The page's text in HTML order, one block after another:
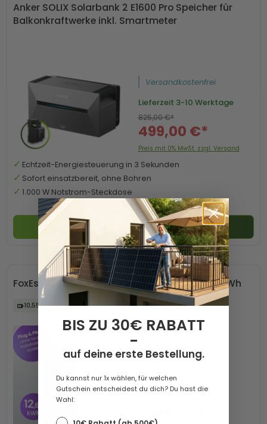
Anker SOLIX Solarbank 2 E1600 Pro Speicher für
Balkonkraftwerke inkl. Smartmeter
Versandkostenfrei
Lieferzeit 3-10 Werktage
499,00 €*
825,00 €*
Preis mit 0% MwSt. zzgl. Versand
Echtzeit-Energiesteuerung in 3 Sekunden
Sofort einsatzbereit, ohne Bohren
1.000 W Notstrom-Steckdose
In den Warenkorb
FoxEss Avocado 22 Pro Speicherpaket 12,66 kWh
10,55 kW
Versandkostenfrei
Lieferung ab dem
18.09.26
BIS ZU 30€ RABATT
-
auf deine erste Bestellung.
Du kannst nur 1x wählen, für welchen
Gutschein entscheidest du dich? Du hast die
Wahl: